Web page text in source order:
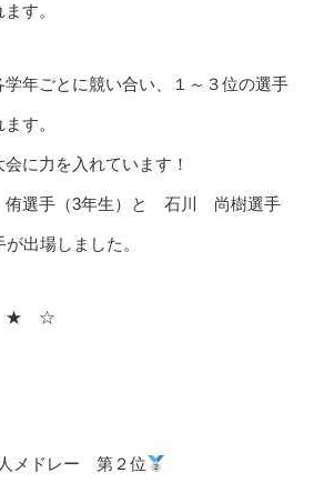
す。
年ごとに競い合い、１～３位の選手
す。
に力を入れています！
侑選手（3年生）と 石川 尚樹選手
が出場しました。
★ ☆
メドレー 第２位